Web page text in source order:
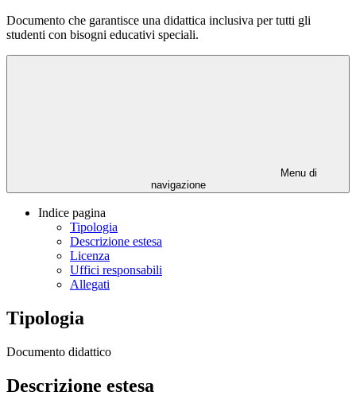
Documento che garantisce una didattica inclusiva per tutti gli
studenti con bisogni educativi speciali.
Menu di
navigazione
Indice pagina
Tipologia
Descrizione estesa
Licenza
Uffici responsabili
Allegati
Tipologia
Documento didattico
Descrizione estesa